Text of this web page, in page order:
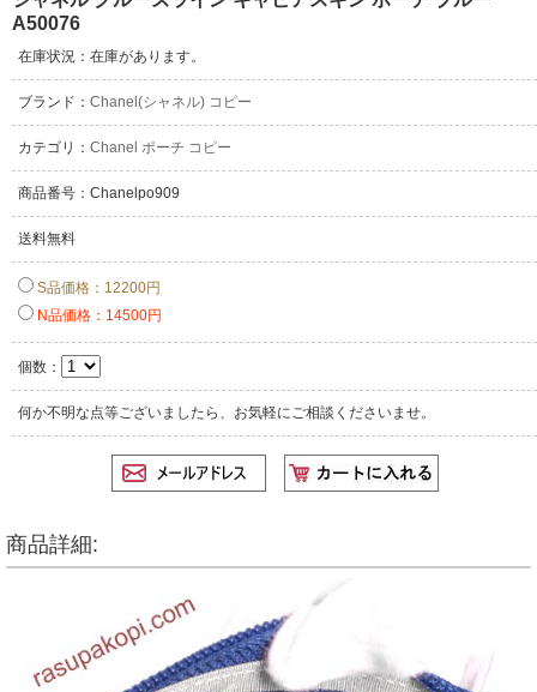
A50076
在庫状況：在庫があります。
ブランド： Chanel(シャネル) コピー
カテゴリ： Chanel ポーチ コピー
商品番号：Chanelpo909
送料無料
S品価格：12200円
N品価格：14500円
個数：
何か不明な点等ございましたら、お気軽にご相談くださいませ。
商品詳細: